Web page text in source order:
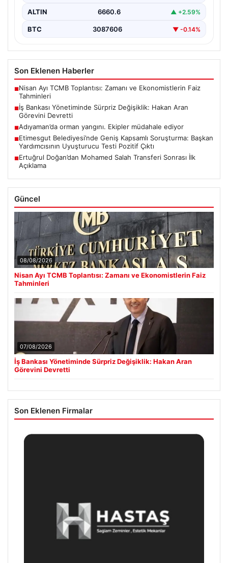
ALTIN 6660.6 ▲ +2.59%
BTC 3087606 ▼ -0.14%
Son Eklenen Haberler
■Nisan Ayı TCMB Toplantısı: Zamanı ve Ekonomistlerin Faiz
Tahminleri
■İş Bankası Yönetiminde Sürpriz Değişiklik: Hakan Aran
Görevini Devretti
■Adıyaman’da orman yangını. Ekipler müdahale ediyor
■Etimesgut Belediyesi’nde Geniş Kapsamlı Soruşturma: Başkan
Yardımcısının Uyuşturucu Testi Pozitif Çıktı
■Ertuğrul Doğan’dan Mohamed Salah Transferi Sonrası İlk
Açıklama
Güncel
08/08/2026
Nisan Ayı TCMB Toplantısı: Zamanı ve Ekonomistlerin Faiz
Tahminleri
07/08/2026
İş Bankası Yönetiminde Sürpriz Değişiklik: Hakan Aran
Görevini Devretti
Son Eklenen Firmalar